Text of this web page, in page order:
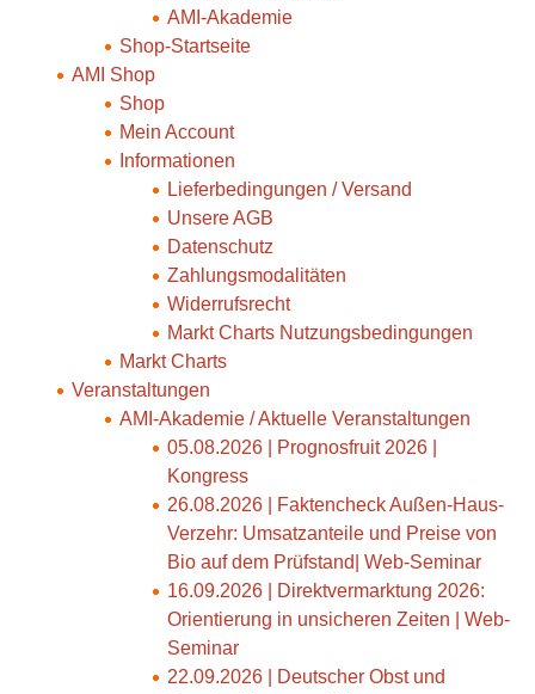
AMI-Akademie
Shop-Startseite
AMI Shop
Shop
Mein Account
Informationen
Lieferbedingungen / Versand
Unsere AGB
Datenschutz
Zahlungsmodalitäten
Widerrufsrecht
Markt Charts Nutzungsbedingungen
Markt Charts
Veranstaltungen
AMI-Akademie / Aktuelle Veranstaltungen
05.08.2026 | Prognosfruit 2026 |
Kongress
26.08.2026 | Faktencheck Außen-Haus-
Verzehr: Umsatzanteile und Preise von
Bio auf dem Prüfstand| Web-Seminar
16.09.2026 | Direktvermarktung 2026:
Orientierung in unsicheren Zeiten | Web-
Seminar
22.09.2026 | Deutscher Obst und